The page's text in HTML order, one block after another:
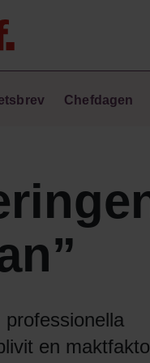
med C+
chefsassistent i
Chefdagen
en